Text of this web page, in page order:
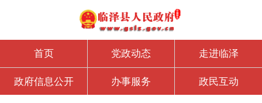
首页 党政动态 走进临泽
政府信息公开 办事服务 政民互动